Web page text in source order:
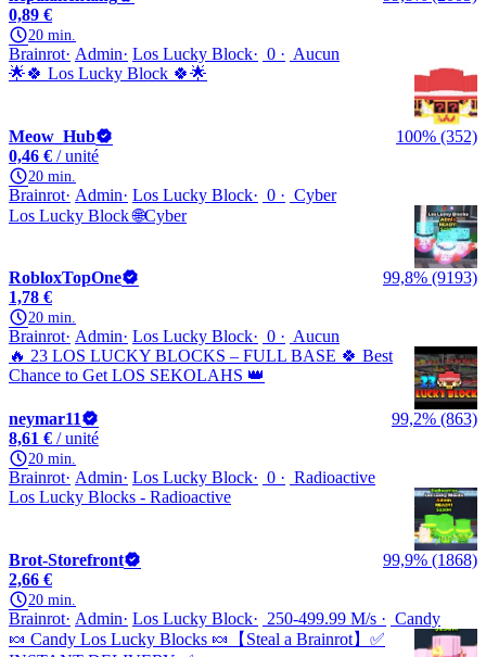
0,89 €
20 min.
Brainrot Admin Los Lucky Block 0
Aucun
🌟🍀 Los Lucky Block 🍀🌟
Meow_Hub
100% (352)
0,46 € / unité
20 min.
Brainrot Admin Los Lucky Block 0
Cyber
Los Lucky Block 🌐Cyber
RobloxTopOne
99,8% (9193)
1,78 €
20 min.
Brainrot Admin Los Lucky Block 0
Aucun
🔥 23 LOS LUCKY BLOCKS – FULL BASE 🍀 Best
Chance to Get LOS SEKOLAHS 👑
neymar11
99,2% (863)
8,61 € / unité
20 min.
Brainrot Admin Los Lucky Block 0
Radioactive
Los Lucky Blocks - Radioactive
Brot-Storefront
99,9% (1868)
2,66 €
20 min.
Brainrot Admin Los Lucky Block 250-499.99 M/s
Candy
🍬 Candy Los Lucky Blocks 🍬【Steal a Brainrot】✅